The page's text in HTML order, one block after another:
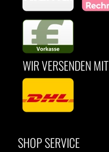
WIR VERSENDEN MIT
SHOP SERVICE